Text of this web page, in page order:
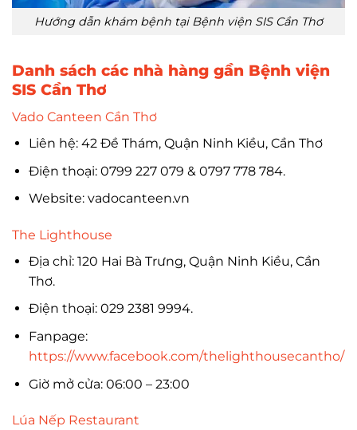
Hướng dẫn khám bệnh tại Bệnh viện SIS Cần Thơ
Danh sách các nhà hàng gần Bệnh viện
SIS Cần Thơ
Vado Canteen Cần Thơ
Liên hệ: 42 Đề Thám, Quận Ninh Kiều, Cần Thơ
Điện thoại: 0799 227 079 & 0797 778 784.
Website: vadocanteen.vn
The Lighthouse
Địa chỉ: 120 Hai Bà Trưng, Quận Ninh Kiều, Cần
Thơ.
Điện thoại: 029 2381 9994.
Fanpage:
https://www.facebook.com/thelighthousecantho/
Giờ mở cửa: 06:00 – 23:00
Lúa Nếp Restaurant